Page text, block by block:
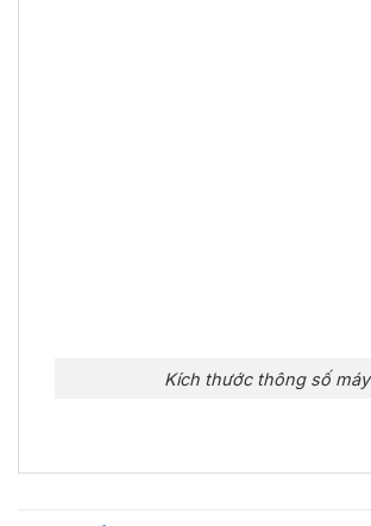
Kích thước thông số máy